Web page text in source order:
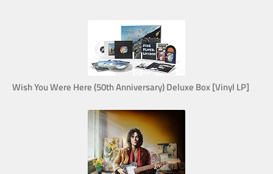
Wish You Were Here (50th Anniversary) Deluxe Box [Vinyl LP]